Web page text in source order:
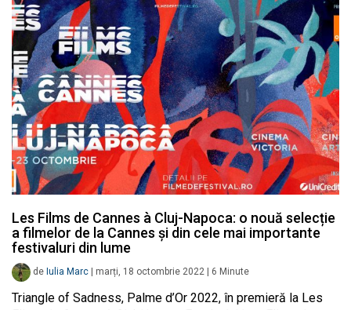
Les Films de Cannes à Cluj-Napoca: o nouă selecție
a filmelor de la Cannes și din cele mai importante
festivaluri din lume
de Iulia Marc marți, 18 octombrie 2022 6 Minute
Triangle of Sadness, Palme d’Or 2022, în premieră la Les